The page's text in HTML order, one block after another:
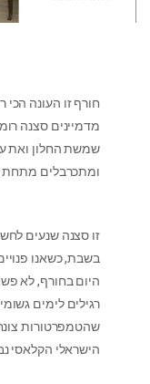
חורף זו העונה
מדמיינים סצנה
שמשת החלון ואת
ומתכרבלים מתחת
זו סצנה שנעים
בשבת, כשאנו
היום בחורף, לא
רגילים לימים
שהטמפרטורות
הישראלי הקלאסי